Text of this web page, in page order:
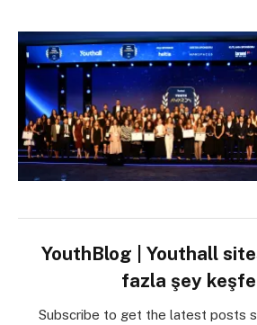
YouthBlog | Youthall
fazla şey
Subscribe to get the latest posts